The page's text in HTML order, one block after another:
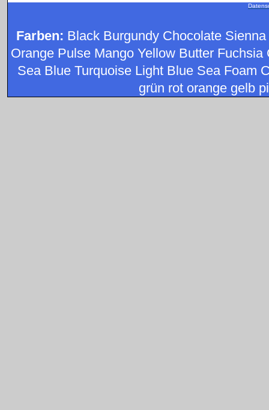
Farben: Black Burgundy Chocolate
Orange Pulse Mango Yellow Butter
Sea Blue Turquoise Light Blue Sea Foam
grün rot orange gelb